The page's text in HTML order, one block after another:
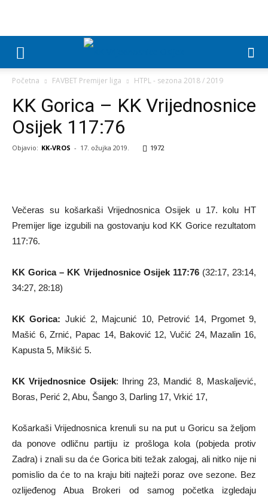
Početna FAVBET Premijer liga HTPL - sezona 2018 / 2019
KK Gorica – KK Vrijednosnice
Osijek 117:76
Objavio: KK-VROS - 17. ožujka 2019. 1972
Večeras su košarkaši Vrijednosnica Osijek u 17. kolu HT
Premijer lige izgubili na gostovanju kod KK Gorice rezultatom
117:76.
KK Gorica – KK Vrijednosnice Osijek 117:76(32:17, 23:14,
34:27, 28:18)
KK Gorica: Jukić 2, Majcunić 10, Petrović 14, Prgomet 9,
Mašić 6, Zrnić, Papac 14, Baković 12, Vučić 24, Mazalin 16,
Kapusta 5, Mikšić 5.
KK Vrijednosnice Osijek: Ihring 23, Mandić 8, Maskaljević,
Boras, Perić 2, Abu, Šango 3, Darling 17, Vrkić 17,
Košarkaši Vrijednosnica krenuli su na put u Goricu sa željom
da ponove odličnu partiju iz prošloga kola (pobjeda protiv
Zadra) i znali su da će Gorica biti težak zalogaj, ali nitko nije ni
pomislio da će to na kraju biti najteži poraz ove sezone. Bez
ozlijeđenog Abua Brokeri od samog početka izgledaju